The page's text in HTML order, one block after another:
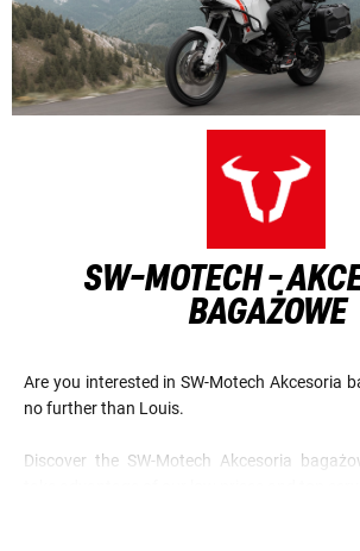
SW-MOTECH -
BAGAŻOWE
Are you interested in SW-Motech Akcesoria
no further than Louis.
Discover the SW-Motech Akcesoria